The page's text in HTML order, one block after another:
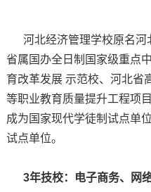
河北经济管理学校原名河
省属国办全日制国家级重点
育改革发展 示范校、河北省
等职业教育质量提升工程项
成为国家现代学徒制试点单
试点单位。
3年技校： 电子商务、网